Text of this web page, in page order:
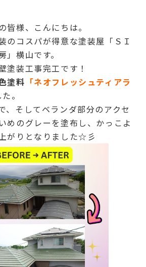
皆様、こんにちは。
のコスパが得意な塗装屋「ＳＩ
」横山です。
塗装工事完工です！
塗料 「ネオフレッシュティアラ
。
、そしてベランダ部分のアクセ
めのグレーを塗布し、かっこよ
がりとなりました☆彡